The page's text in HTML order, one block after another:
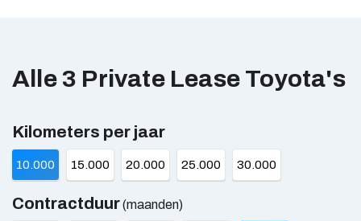
Alle 3 Private Lease Toyota's
Kilometers per jaar
10.000 15.000 20.000 25.000 30.000
Contractduur(maanden)